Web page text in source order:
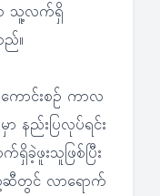
သူ့လက်ရှိ
။
ောင်းစဉ် ကာလ
နည်းပြလုပ်ရင်း
ရှိခဲ့ဖူးသူဖြစ်ပြီး
ဆီတွင် လာရောက်